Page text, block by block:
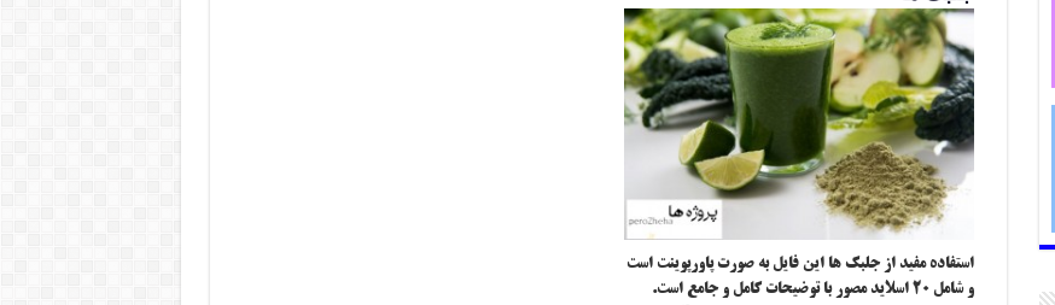
استفاده مفید از جلبک ها این فایل به صورت پاورپوینت است
و شامل ۲۰ اسلاید مصور با توضیحات کامل و جامع است.